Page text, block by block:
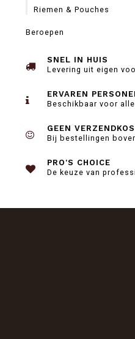
Riemen & Pouches
Beroepen
SNEL IN HUIS
Levering uit eigen
ERVAREN
Beschikbaar voor
GEEN
Bij bestellingen
PRO'S CHOICE
De keuze van